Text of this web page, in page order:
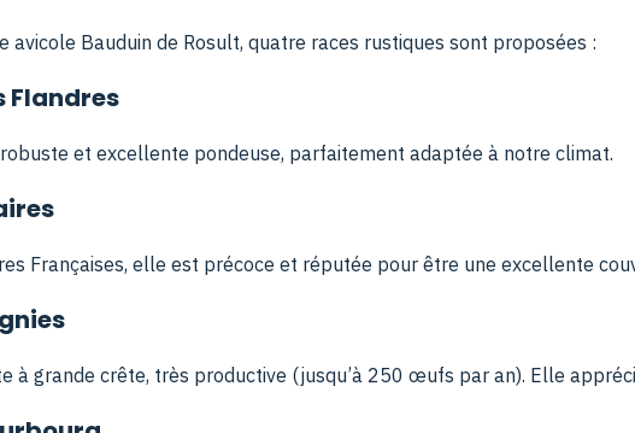
avicole Bauduin de Rosult, quatre races rustiques sont proposées :
Flandres
robuste et excellente pondeuse, parfaitement adaptée à notre climat.
Françaises, elle est précoce et réputée pour être une excellente
à grande crête, très productive (jusqu’à 250 œufs par an). Elle